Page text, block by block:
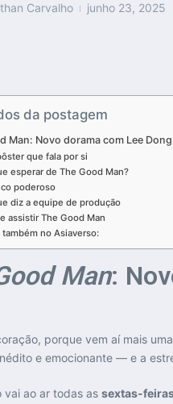
Carvalho junho 23, 2025
da postagem
Man: Novo dorama com Lee
que fala por si
esperar de The Good Man?
poderoso
diz a equipe de produção
assistir The Good Man
também no Asiaverso:
Man:
porque vem aí mais
e emocionante — e a
vai ao ar todas as sextas-